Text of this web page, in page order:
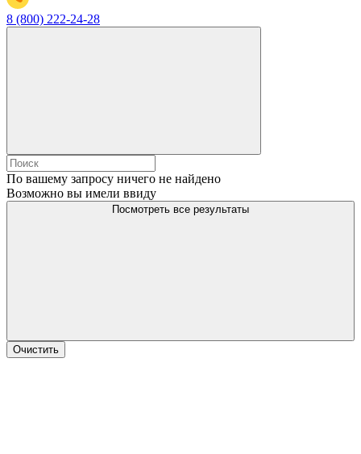
8 (800) 222-24-28
По вашему запросу ничего не найдено
Возможно вы имели ввиду
Посмотреть все результаты
Очистить